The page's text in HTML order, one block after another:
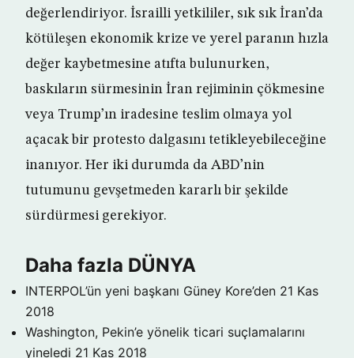
değerlendiriyor. İsrailli yetkililer, sık sık İran’da
kötüleşen ekonomik krize ve yerel paranın hızla
değer kaybetmesine atıfta bulunurken,
baskıların sürmesinin İran rejiminin çökmesine
veya Trump’ın iradesine teslim olmaya yol
açacak bir protesto dalgasını tetikleyebileceğine
inanıyor. Her iki durumda da ABD’nin
tutumunu gevşetmeden kararlı bir şekilde
sürdürmesi gerekiyor.
Daha fazla DÜNYA
INTERPOL’ün yeni başkanı Güney Kore’den 21 Kas
2018
Washington, Pekin’e yönelik ticari suçlamalarını
yineledi 21 Kas 2018